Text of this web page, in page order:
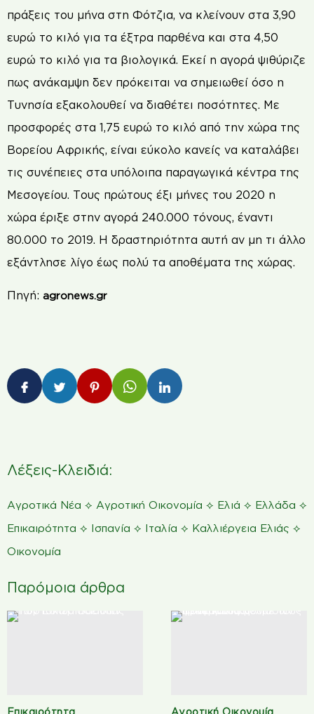
πράξεις του μήνα στη Φότζια, να κλείνουν στα 3,90
ευρώ το κιλό για τα έξτρα παρθένα και στα 4,50
ευρώ το κιλό για τα βιολογικά. Εκεί η αγορά ψιθύριζε
πως ανάκαμψη δεν πρόκειται να σημειωθεί όσο η
Τυνησία εξακολουθεί να διαθέτει ποσότητες. Με
προσφορές στα 1,75 ευρώ το κιλό από την χώρα της
Βορείου Αφρικής, είναι εύκολο κανείς να καταλάβει
τις συνέπειες στα υπόλοιπα παραγωγικά κέντρα της
Μεσογείου. Τους πρώτους έξι μήνες του 2020 η
χώρα έριξε στην αγορά 240.000 τόνους, έναντι
80.000 το 2019. Η δραστηριότητα αυτή αν μη τι άλλο
εξάντλησε λίγο έως πολύ τα αποθέματα της χώρας.
Πηγή: agronews.gr
Λέξεις-Κλειδιά:
Αγροτικά Νέα ⟡ Αγροτική Οικονομία ⟡ Ελιά ⟡ Ελλάδα ⟡
Επικαιρότητα ⟡ Ισπανία ⟡ Ιταλία ⟡ Καλλιέργεια Ελιάς ⟡
Οικονομία
Παρόμοια άρθρα
Επικαιρότητα Αγροτική Οικονομία